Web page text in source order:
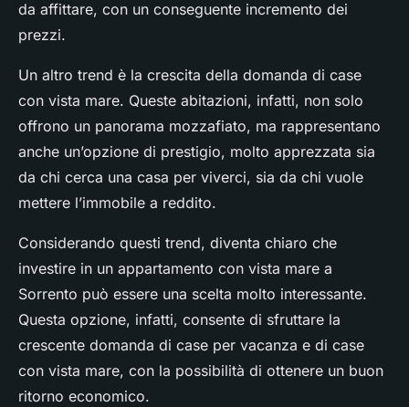
da affittare, con un conseguente incremento dei
prezzi.
Un altro trend è la crescita della domanda di case
con vista mare. Queste abitazioni, infatti, non solo
offrono un panorama mozzafiato, ma rappresentano
anche un’opzione di prestigio, molto apprezzata sia
da chi cerca una casa per viverci, sia da chi vuole
mettere l’immobile a reddito.
Considerando questi trend, diventa chiaro che
investire in un appartamento con vista mare a
Sorrento può essere una scelta molto interessante.
Questa opzione, infatti, consente di sfruttare la
crescente domanda di case per vacanza e di case
con vista mare, con la possibilità di ottenere un buon
ritorno economico.